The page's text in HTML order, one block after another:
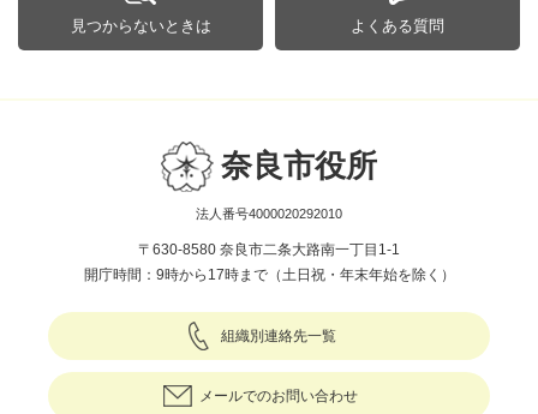
見つからないときは よくある質問
奈良市役所
法人番号4000020292010
〒630-8580 奈良市二条大路南一丁目1-1
開庁時間：9時から17時まで（土日祝・年末年始を除く）
組織別連絡先一覧
メールでのお問い合わせ